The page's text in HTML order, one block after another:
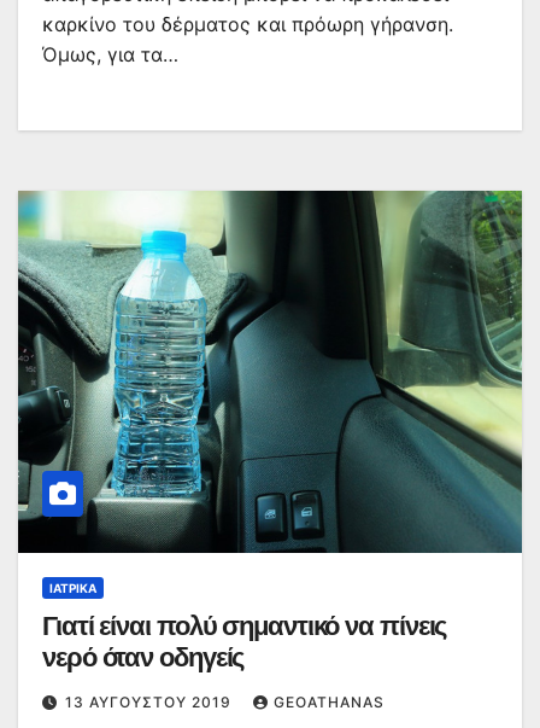
καρκίνο του δέρματος και πρόωρη γήρανση.
Όμως, για τα…
ΙΑΤΡΙΚΆ
Γιατί είναι πολύ σημαντικό να πίνεις
νερό όταν οδηγείς
13 ΑΥΓΟΎΣΤΟΥ 2019 GEOATHANAS